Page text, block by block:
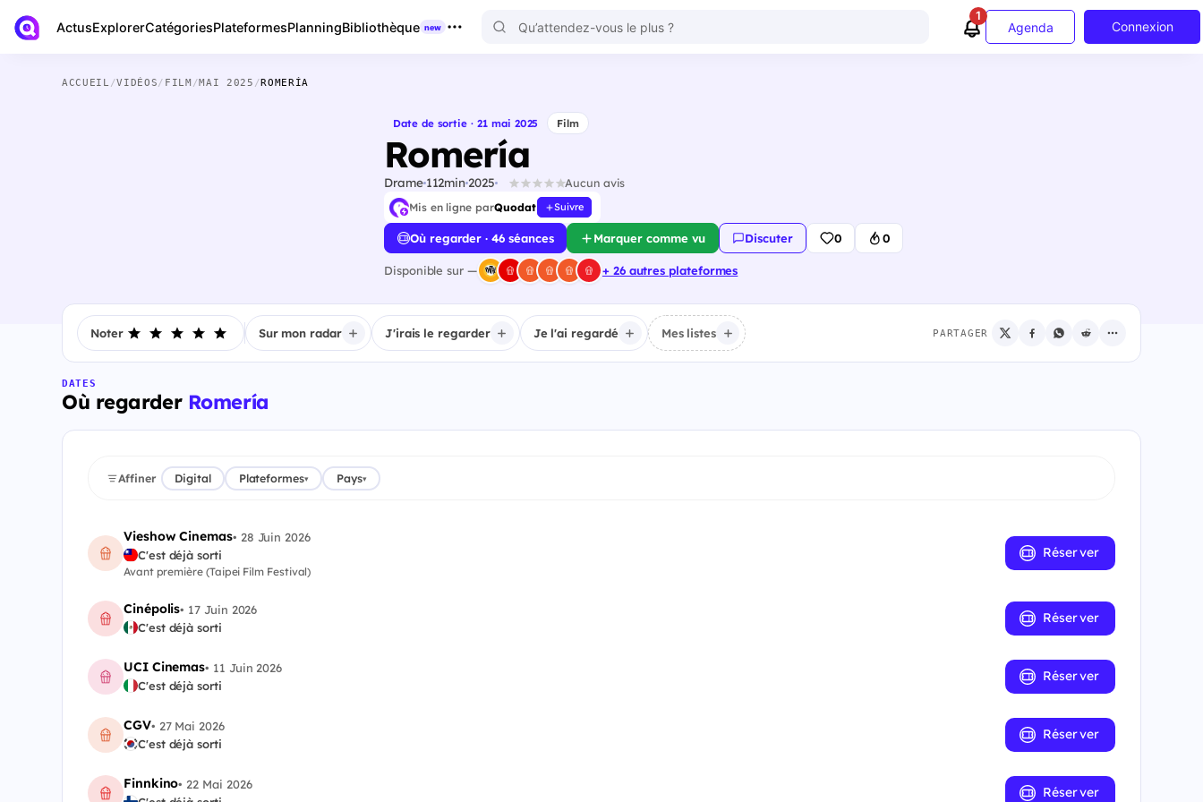
ActusExplorerCatégoriesPlateformesPlanningBibliothèque new
1
Agenda Connexion
ACCUEIL /VIDÉOS/ FILM/MAI 2025 /ROMERÍA
Date de sortie · 21 mai 2025 Film
Romería
Drame112min 2025 Aucun avis
Mis en ligne parQuodat Suivre
Où regarder · 46 séances Marquer comme vu Discuter 0 0
Disponible sur — + 26 autres plateformes
Noter Sur mon radar J'irais le regarder Je l'ai regardé Mes listes PARTAGER
DATES
Où regarder Romería
Affiner Digital Plateformes▾ Pays▾
Vieshow Cinemas• 28 Juin 2026
C'est déjà sorti
Avant première (Taipei Film Festival)
Réserver
Cinépolis• 17 Juin 2026
C'est déjà sorti
Réserver
UCI Cinemas• 11 Juin 2026
C'est déjà sorti
Réserver
CGV• 27 Mai 2026
C'est déjà sorti
Réserver
Finnkino• 22 Mai 2026
Réserver